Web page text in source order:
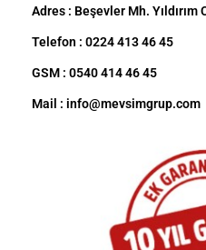
Adres : Beşevler Mh.
Telefon : 0224 413 46 45
GSM : 0540 414 46 45
Mail : info@mevsimgrup.com